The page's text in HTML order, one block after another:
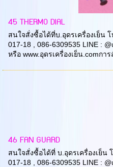
45 THERMO DIAL
สนใจสั่งซื้อได้ที่บ.อุดรเครื่องเย็น
017-18 , 086-6309535 LINE :
หรือ www.อุดรเครื่องเย็น.comกา
46 FAN GUARD
สนใจสั่งซื้อได้ที่ บ.อุดรเครื่องเย็น
017-18 , 086-6309535 LINE :